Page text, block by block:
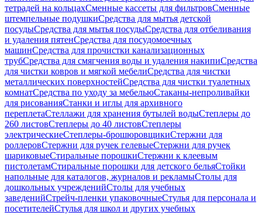
тетрадей на кольцахСменные кассеты для фильтровСменные
штемпельные подушкиСредства для мытья детской
посудыСредства для мытья посудыСредства для отбеливания
и удаления пятенСредства для посудомоечных
машинСредства для прочистки канализационных
трубСредства для смягчения воды и удаления накипиСредства
для чистки ковров и мягкой мебелиСредства для чистки
металлических поверхностейСредства для чистки туалетных
комнатСредства по уходу за мебельюСтаканы-непроливайки
для рисованияСтанки и иглы для архивного
переплетаСтеллажи для хранения бутылей водыСтеплеры до
260 листовСтеплеры до 40 листовСтеплеры
электрическиеСтеплеры-брошюровщикиСтержни для
роллеровСтержни для ручек гелевыеСтержни для ручек
шариковыеСтиральные порошкиСтержни к клеевым
пистолетамСтиральные порошки для детского бельяСтойки
напольные для каталогов, журналов и рекламыСтолы для
дошкольных учрежденийСтолы для учебных
заведенийСтрейч-пленки упаковочныеСтулья для персонала и
посетителейСтулья для школ и других учебных